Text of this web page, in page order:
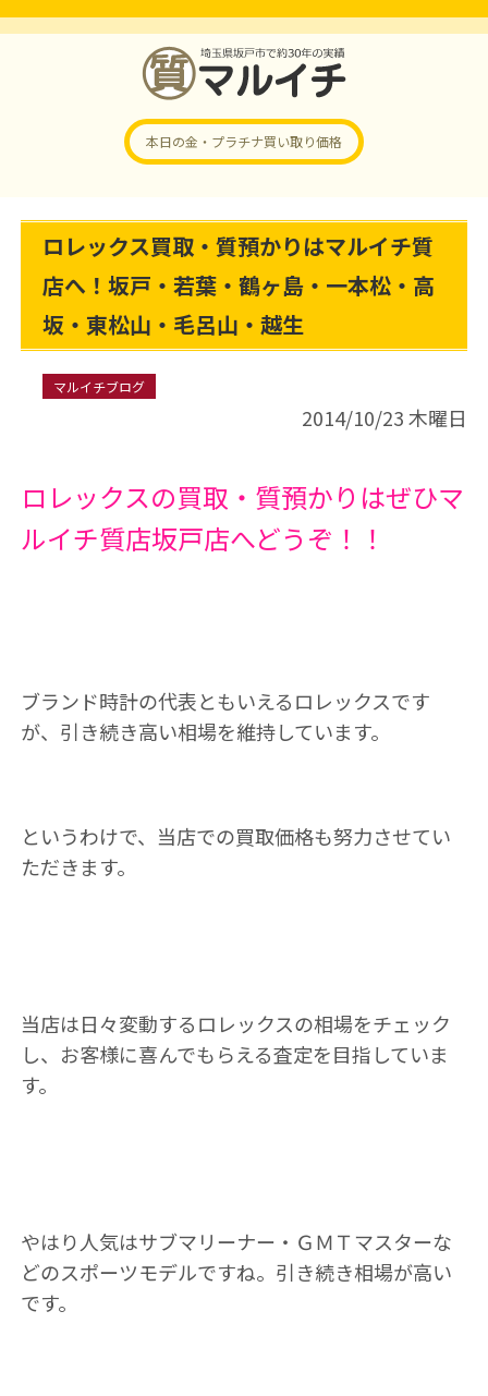
本日の金・プラチナ買い取り価格
ロレックス買取・質預かりはマルイチ質
店へ！坂戸・若葉・鶴ヶ島・一本松・高
坂・東松山・毛呂山・越生
マルイチブログ
2014/10/23 木曜日
ロレックスの買取・質預かりはぜひマ
ルイチ質店坂戸店へどうぞ！！
ブランド時計の代表ともいえるロレックスです
が、引き続き高い相場を維持しています。
というわけで、当店での買取価格も努力させてい
ただきます。
当店は日々変動するロレックスの相場をチェック
し、お客様に喜んでもらえる査定を目指していま
す。
やはり人気はサブマリーナー・ＧＭＴマスターな
どのスポーツモデルですね。引き続き相場が高い
です。